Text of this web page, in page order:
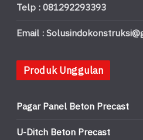
Telp : 081292293393
Email :
Produk Unggulan
Pagar Panel Beton Precast
U-Ditch Beton Precast